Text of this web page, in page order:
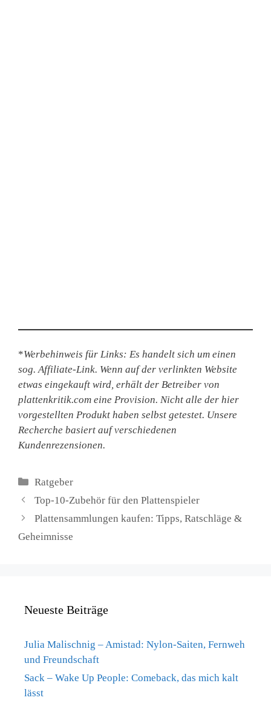
*Werbehinweis für Links: Es handelt sich um einen
sog. Affiliate-Link. Wenn auf der verlinkten Website
etwas eingekauft wird, erhält der Betreiber von
plattenkritik.com eine Provision. Nicht alle der hier
vorgestellten Produkt haben selbst getestet. Unsere
Recherche basiert auf verschiedenen
Kundenrezensionen.
Kategorien
Ratgeber
Top-10-Zubehör für den Plattenspieler
Plattensammlungen kaufen: Tipps, Ratschläge &
Geheimnisse
Neueste Beiträge
Julia Malischnig – Amistad: Nylon-Saiten, Fernweh
und Freundschaft
Sack – Wake Up People: Comeback, das mich kalt
lässt